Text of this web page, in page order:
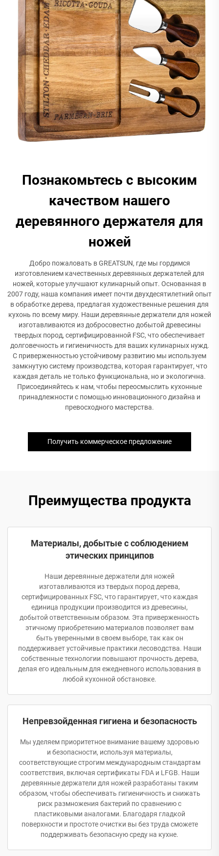
Познакомьтесь с высоким
качеством нашего
деревянного держателя для
ножей
Добро пожаловать в GREATSUN, где мы гордимся
изготовлением качественных деревянных держателей для
ножей, которые улучшают кулинарный опыт. Основанная в
2007 году, наша компания имеет почти двухдесятилетний опыт
в обработке дерева, предлагая художественные решения для
кухонь по всему миру. Наши деревянные держатели для ножей
изготавливаются из добросовестно добытой древесины
твердых пород, сертифицированной FSC, что обеспечивает
долговечность и гигиеничность для ваших кулинарных нужд.
С приверженностью устойчивому развитию мы используем
замкнутую систему производства, которая гарантирует, что
каждая деталь не только функциональна, но и экологична.
Присоединяйтесь к нам, чтобы переосмыслить кухонные
принадлежности с помощью инновационного дизайна и
превосходного мастерства.
Получить коммерческое предложение
Преимущества продукта
Материалы, добытые с соблюдением
этических принципов
Наши деревянные держатели для ножей
изготавливаются из твердых пород дерева,
сертифицированных FSC, что гарантирует, что каждая
единица продукции производится из древесины,
добытой ответственным образом. Эта приверженность
этичному приобретению материалов позволяет вам
быть уверенными в своем выборе, так как он
поддерживает устойчивые практики лесоводства. Наши
собственные технологии повышают прочность дерева,
делая его идеальным для ежедневного использования в
любой кухонной обстановке.
Непревзойденная гигиена и безопасность
Мы уделяем приоритетное внимание вашему здоровью
и безопасности, используя материалы,
соответствующие строгим международным стандартам
соответствия, включая сертификаты FDA и LFGB. Наши
деревянные держатели для ножей разработаны таким
образом, чтобы обеспечивать гигиеничность и снижать
риск размножения бактерий по сравнению с
пластиковыми аналогами. Благодаря гладкой
поверхности и простоте очистки вы без труда сможете
поддерживать безопасную среду на кухне.